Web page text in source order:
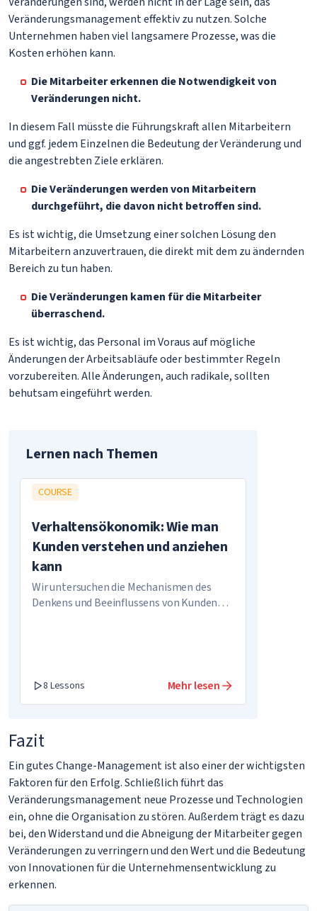
Veränderungsmanagement effektiv zu nutzen. Solche
Unternehmen haben viel langsamere Prozesse, was die
Kosten erhöhen kann.
Die Mitarbeiter erkennen die Notwendigkeit von
Veränderungen nicht.
In diesem Fall müsste die Führungskraft allen Mitarbeitern
und ggf. jedem Einzelnen die Bedeutung der Veränderung und
die angestrebten Ziele erklären.
Die Veränderungen werden von Mitarbeitern
durchgeführt, die davon nicht betroffen sind.
Es ist wichtig, die Umsetzung einer solchen Lösung den
Mitarbeitern anzuvertrauen, die direkt mit dem zu ändernden
Bereich zu tun haben.
Die Veränderungen kamen für die Mitarbeiter
überraschend.
Es ist wichtig, das Personal im Voraus auf mögliche
Änderungen der Arbeitsabläufe oder bestimmter Regeln
vorzubereiten. Alle Änderungen, auch radikale, sollten
behutsam eingeführt werden.
Lernen nach Themen
COURSE
Verhaltensökonomik: Wie man
Kunden verstehen und anziehen
kann
Wir untersuchen die Mechanismen des
Denkens und Beeinflussens von Kunden
8 Lessons Mehr lesen
Fazit
Ein gutes Change-Management ist also einer der wichtigsten
Faktoren für den Erfolg. Schließlich führt das
Veränderungsmanagement neue Prozesse und Technologien
ein, ohne die Organisation zu stören. Außerdem trägt es dazu
bei, den Widerstand und die Abneigung der Mitarbeiter gegen
Veränderungen zu verringern und den Wert und die Bedeutung
von Innovationen für die Unternehmensentwicklung zu
erkennen.